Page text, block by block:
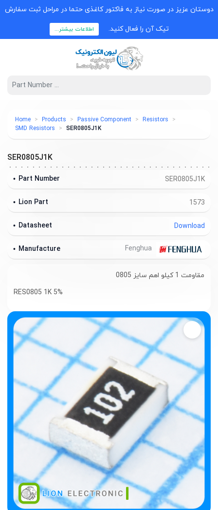
دوستان عزیز در صورت نیاز به فاکتور کاغذی حتما در مراحل ثبت سفارش
تیک آن را فعال کنید. اطلاعات بیشتر...
Home Products Passive Component
Resistors
SMD Resistors
SER0805J1K
SER0805J1K
SER0805J1K
Part Number
1573
Lion Part
Download
Datasheet
Manufacture
مقاومت 1 کیلو اهم سایز 0805
RES0805 1K 5%